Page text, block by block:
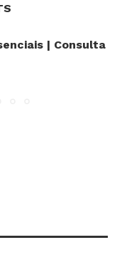
| Consulta